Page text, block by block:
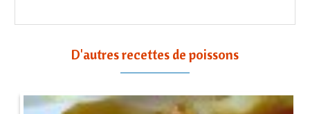
D'autres recettes de poissons